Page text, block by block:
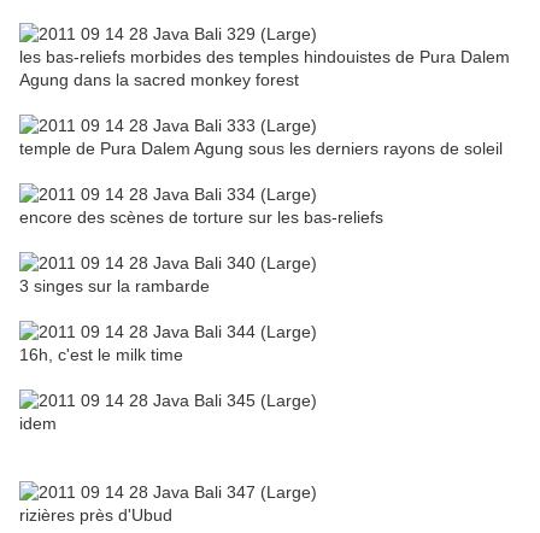
les bas-reliefs morbides des temples hindouistes de Pura Dalem
Agung dans la sacred monkey forest
temple de Pura Dalem Agung sous les derniers rayons de soleil
encore des scènes de torture sur les bas-reliefs
3 singes sur la rambarde
16h, c'est le milk time
idem
rizières près d'Ubud